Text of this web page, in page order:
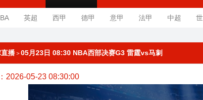
英超 西甲 德甲 意甲 法甲 中超
播 > 05月23日 08:30 NBA西部决赛G3 雷霆vs马刺
2026-05-23 08:30:00